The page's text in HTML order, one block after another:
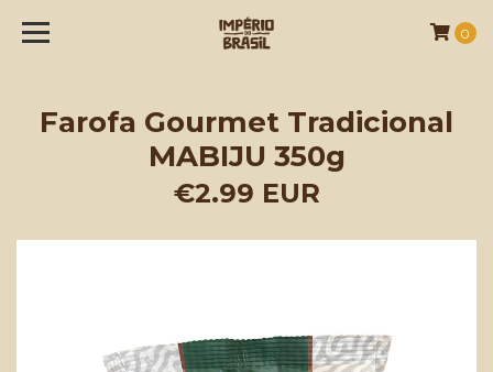
0
Farofa Gourmet Tradicional
MABIJU 350g
€2.99 EUR